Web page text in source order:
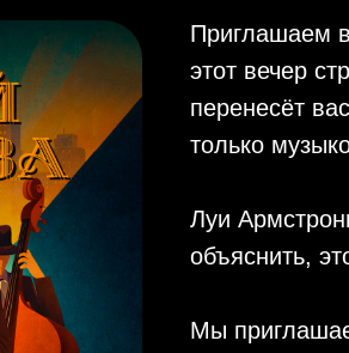
Приглашаем
этот вечер
перенесёт
только
Луи
объяснить,
Мы